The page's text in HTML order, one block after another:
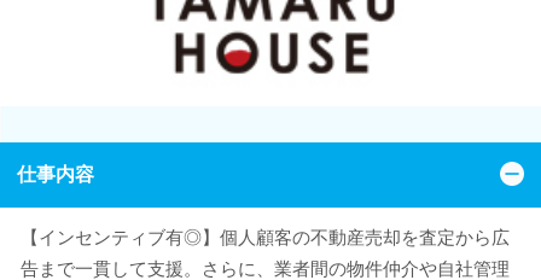
仕事内容
【インセンティブ有◎】個人顧客の不動産売却を査定から広
告まで一貫して支援。さらに、業者間の物件仲介や自社管理